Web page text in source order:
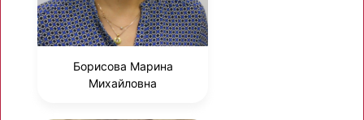
Борисова Марина
Михайловна